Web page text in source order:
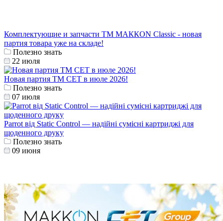
Комплектующие и запчасти ТМ МАККОN Classic - новая
партия товара уже на складе!
Полезно знать
22 июля
Новая партия ТМ СЕТ в июле 2026!
Полезно знать
07 июля
Parrot від Static Control — надійні сумісні картриджі для
щоденного друку
Полезно знать
09 июня